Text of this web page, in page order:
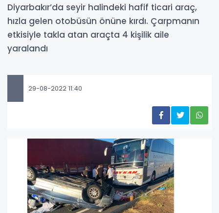
Diyarbakır’da seyir halindeki hafif ticari araç,
hızla gelen otobüsün önüne kırdı. Çarpmanın
etkisiyle takla atan araçta 4 kişilik aile
yaralandı
29-08-2022 11:40